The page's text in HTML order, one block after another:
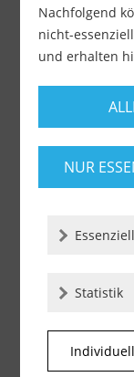
Rubi Slab
Lieferzeit ca. 1-3
inkl. MwSt.zzgl.
Nachfolgend
nicht-
und erhalten
NUR
Essenziell
Statistik